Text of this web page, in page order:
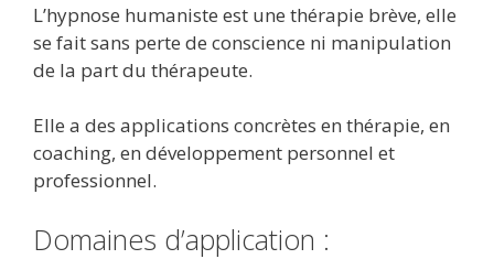
L’hypnose humaniste est une thérapie brève, elle
se fait sans perte de conscience ni manipulation
de la part du thérapeute.
Elle a des applications concrètes en thérapie, en
coaching, en développement personnel et
professionnel.
Domaines d’application :